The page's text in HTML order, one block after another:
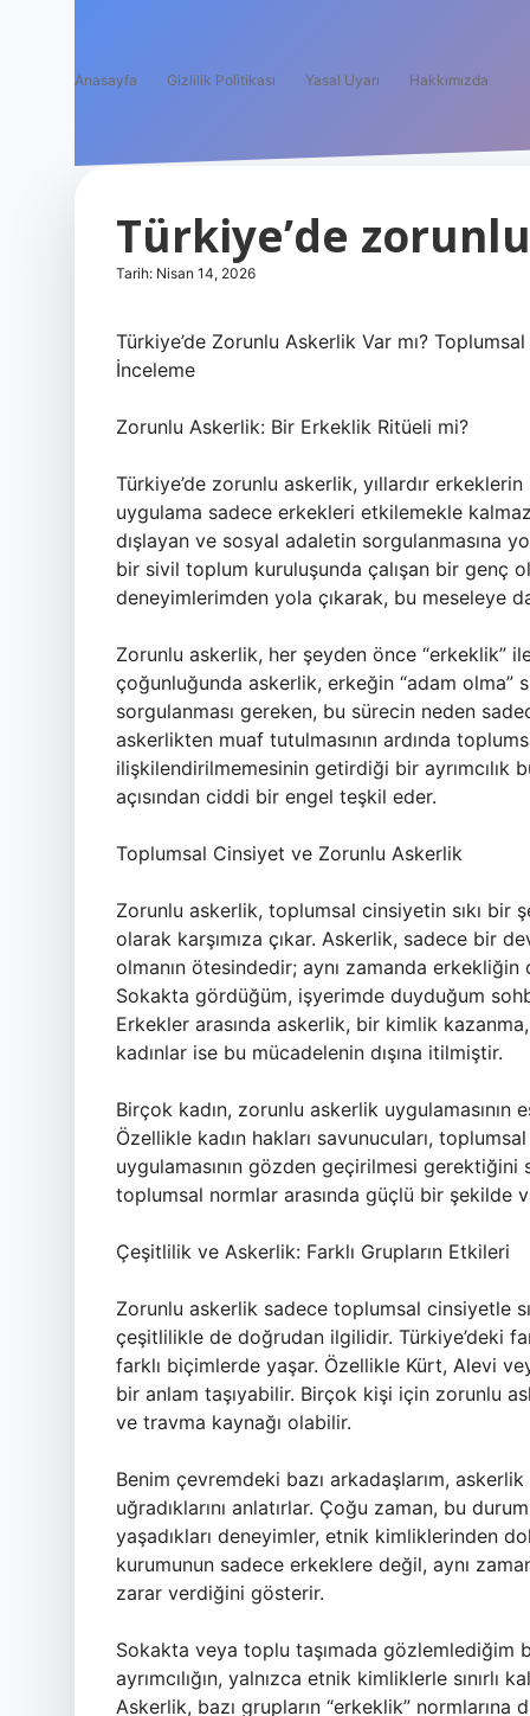
Anasayfa Gizlilik Politikası Yasal Uyarı Hakkımızda
Türkiye’de
Tarih: Nisan 14, 2026
Türkiye’de Zorunlu Askerlik Var mı?
İnceleme
Zorunlu Askerlik: Bir Erkeklik Ritüeli mi?
Türkiye’de zorunlu askerlik, yıllardır
uygulama sadece erkekleri etkilemekle
dışlayan ve sosyal adaletin sorgulanmasına
bir sivil toplum kuruluşunda çalışan bir genç
deneyimlerimden yola çıkarak, bu meseleye
Zorunlu askerlik, her şeyden önce “erkeklik”
çoğunluğunda askerlik, erkeğin “adam olma”
sorgulanması gereken, bu sürecin neden
askerlikten muaf tutulmasının ardında
ilişkilendirilmemesinin getirdiği bir ayrımcılık
açısından ciddi bir engel teşkil eder.
Toplumsal Cinsiyet ve Zorunlu Askerlik
Zorunlu askerlik, toplumsal cinsiyetin sıkı
olarak karşımıza çıkar. Askerlik, sadece bir
olmanın ötesindedir; aynı zamanda erkekliğin
Sokakta gördüğüm, işyerimde duyduğum
Erkekler arasında askerlik, bir kimlik
kadınlar ise bu mücadelenin dışına itilmiştir.
Birçok kadın, zorunlu askerlik uygulamasının
Özellikle kadın hakları savunucuları,
uygulamasının gözden geçirilmesi gerektiğini
toplumsal normlar arasında güçlü bir şekilde
Çeşitlilik ve Askerlik: Farklı Grupların Etkileri
Zorunlu askerlik sadece toplumsal cinsiyetle
çeşitlilikle de doğrudan ilgilidir. Türkiye’deki
farklı biçimlerde yaşar. Özellikle Kürt, Alevi
bir anlam taşıyabilir. Birçok kişi için zorunlu
ve travma kaynağı olabilir.
Benim çevremdeki bazı arkadaşlarım,
uğradıklarını anlatırlar. Çoğu zaman, bu
yaşadıkları deneyimler, etnik kimliklerinden
kurumunun sadece erkeklere değil, aynı
zarar verdiğini gösterir.
Sokakta veya toplu taşımada gözlemlediğim
ayrımcılığın, yalnızca etnik kimliklerle sınırlı
Askerlik, bazı grupların “erkeklik”